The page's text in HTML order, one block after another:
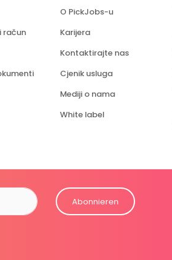
račun
O PickJobs-u
Karijera
Kontaktirajte nas
Cjenik usluga
Mediji o nama
White label
Abonnieren